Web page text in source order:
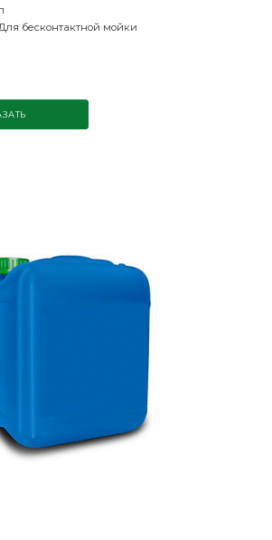
бесконтактной мойки